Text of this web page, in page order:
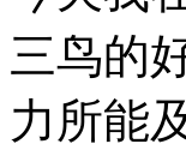
三鸟的
力所能